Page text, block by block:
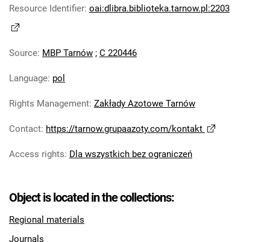
Tarnowskie Azoty : Organ Samorządu
Tarnowskie Azoty : Organ Samorządu
Robotniczego Zakładów Azotowych im.
Tarnowskie Azoty : Organ Samorządu
Robotniczego Zakładów Azotowych im.
Tarnowskie Azoty : tygodnik Zakładów
Tarnowskie Azoty : tygodnik Zakładów
Azotowych im. Feliksa Dzierżyńskiego w
Resource Identifier: oai:dlibra.biblioteka.tarnow.pl:2203
Source: MBP Tarnów ; C 220446
Language: pol
Rights Management: Zakłady Azotowe Tarnów
Contact: https://tarnow.grupaazoty.com/kontakt
Access rights: Dla wszystkich bez ograniczeń
Object is located in the collections:
Regional materials
Journals